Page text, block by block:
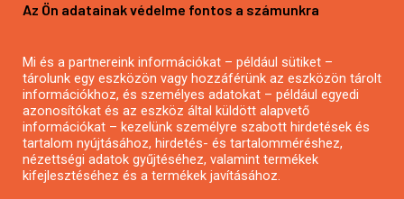
Mezőgazdasági pályázatírás
Pályázatírás civil szervezeteknek
Pályázatírás önkormányzatoknak
Pályázatfigyelés
Specifikus pályázatfigyelés vagy hírlevél
Az Ön adatainak védelme fontos a számunkra
Mi és a partnereink információkat – például sütiket –
tárolunk egy eszközön vagy hozzáférünk az eszközön tárolt
információkhoz, és személyes adatokat – például egyedi
azonosítókat és az eszköz által küldött alapvető
információkat – kezelünk személyre szabott hirdetések és
tartalom nyújtásához, hirdetés- és tartalomméréshez,
nézettségi adatok gyűjtéséhez, valamint termékek
kifejlesztéséhez és a termékek javításához.